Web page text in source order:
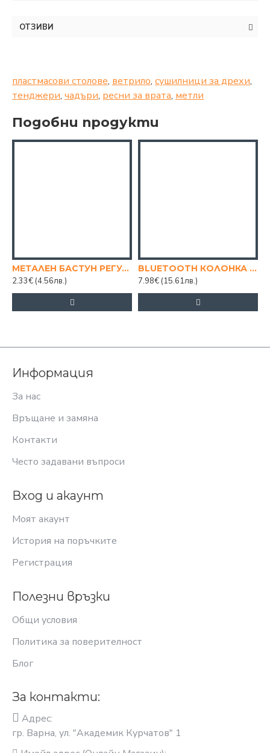
ОТЗИВИ
пластмасови столове, ветрило, сушилници за дрехи,
тенджери, чадъри, ресни за врата, метли
Подобни продукти
МЕТАЛЕН БАСТУН РЕГУЛИРУЕМ
2.33€ (4.56лв.)
BLUETOOTH КОЛОНКА 3" KTS-1172
7.98€ (15.61лв.)
Информация
За нас
Връщане и замяна
Контакти
Често задавани въпроси
Вход и акаунт
Моят акаунт
История на поръчките
Регистрация
Полезни връзки
Общи условия
Политика за поверителност
Блог
За контакти:
Адрес:
гр. Варна, ул. "Академик Курчатов" 1